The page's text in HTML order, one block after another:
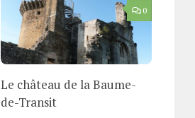
0
Le château de la Baume-
de-Transit